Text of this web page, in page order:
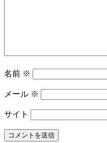
名前 ※
メール ※
サイト